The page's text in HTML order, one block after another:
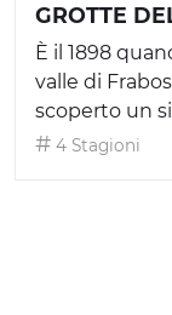
GROTTE
È il 1898
valle di
scoperto un
4 Stagioni